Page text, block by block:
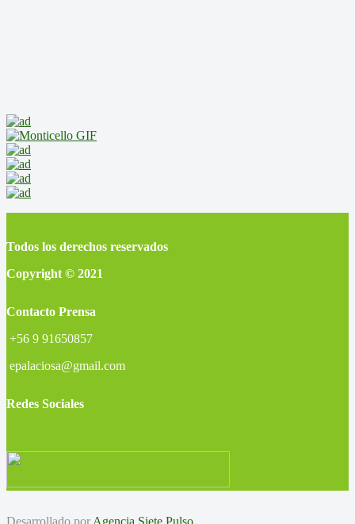
Todos los derechos reservados
Copyright © 2021
Contacto Prensa
+56 9 91650857
epalaciosa@gmail.com
Redes Sociales